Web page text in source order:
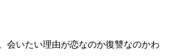
会いたい理由が恋なのか復讐なのかわ